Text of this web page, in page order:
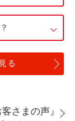
る
客さまの声』